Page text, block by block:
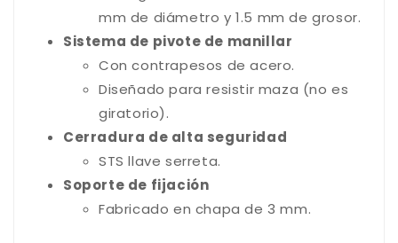
mm de diámetro y 1.5 mm de grosor.
Sistema de pivote de manillar
Con contrapesos de acero.
Diseñado para resistir maza (no es
giratorio).
Cerradura de alta seguridad
STS llave serreta.
Soporte de fijación
Fabricado en chapa de 3 mm.